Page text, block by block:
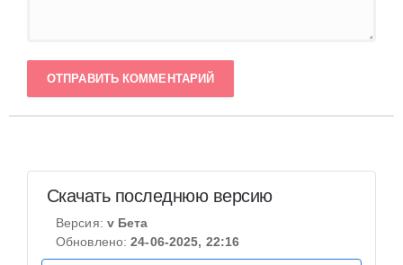
ОТПРАВИТЬ КОММЕНТАРИЙ
Скачать последнюю версию
Версия: v Бета
Обновлено:24-06-2025, 22:16